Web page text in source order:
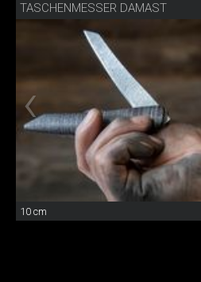
TASCHENMESSER DAMAST
10 cm